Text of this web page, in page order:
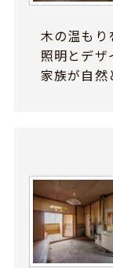
木の温もり
照明とデザ
家族が自然